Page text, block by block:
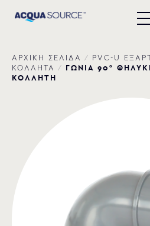
ΑΡΧΙΚΗ ΣΕΛΙΔΑ / PVC-U
ΚΟΛΛΗΤΑ
/ ΓΩΝΙΑ 90°
ΚΟΛΛΗΤΗ